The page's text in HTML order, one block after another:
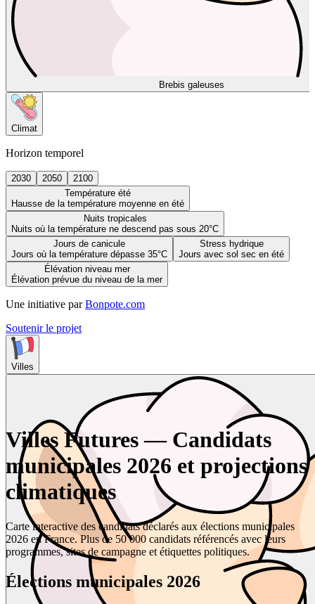
Brebis galeuses
Climat
Horizon temporel
2030 2050
2100
Température été
Hausse de la température moyenne en été
Nuits tropicales
Nuits où la température ne descend pas sous 20°C
Jours de canicule
Jours où la température dépasse 35°C
Stress hydrique
Jours avec sol sec en été
Élévation niveau mer
Élévation prévue du niveau de la mer
Une initiative par Bonpote.com
Soutenir le projet
Villes
Villes Futures — Candidats
municipales 2026 et projections
climatiques
Carte interactive des candidats déclarés aux élections municipales
2026 en France. Plus de 50 000 candidats référencés avec leurs
programmes, sites de campagne et étiquettes politiques.
Élections municipales 2026